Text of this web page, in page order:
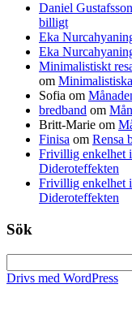
Daniel Gustafsson
billigt
Eka
Eka
Minimalistiskt
om
Sofia om
bredband om
Britt-Marie om
Finisa om Rensa
Frivillig enkelhet
Dideroteffekten
Frivillig enkelhet
Dideroteffekten
Sök
efter:
Drivs med WordPress